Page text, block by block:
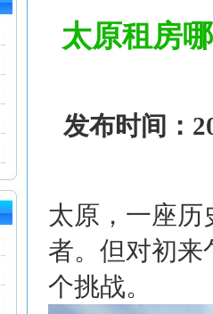
太原租房
发布时间：
太原，一座历
者。但对初来
个挑战。